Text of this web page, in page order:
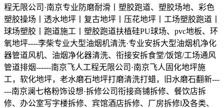
程无限公司·南京专业防磨耐滑丨塑胶跑道、塑胶场地、彩色
塑胶操场丨透水地坪丨复古地坪丨压花地坪丨工场塑胶跑道丨
球场塑胶丨跑道施工丨塑胶跑道扶植硅PU球场、pvc地板、环
氧地坪----李柴专业大型油烟机清洗·专业安拆大型油烟机净化
器管道风机、油烟净化器清洗、衔接安拆食堂/饭馆/工场通风
管道排烟------南京飞人工程无限公司·南京飞人固化地坪施
工，软化地坪，老水磨石地坪打磨清洗打蜡，旧水磨石翻新---
---南京澜七格粉饰设想·拆修公司衔接商铺拆修、餐饮店拆
修、办公室写字楼拆修、宾馆酒店拆修、厂房拆修l及各类、